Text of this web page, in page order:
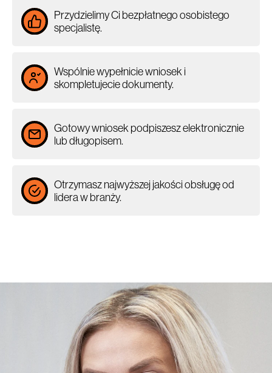
Przydzielimy Ci bezpłatnego osobistego
specjalistę.
Wspólnie wypełnicie wniosek i
skompletujecie dokumenty.
Gotowy wniosek podpiszesz elektronicznie
lub długopisem.
Otrzymasz najwyższej jakości obsługę od
lidera w branży.